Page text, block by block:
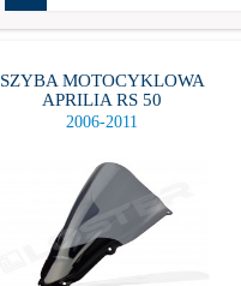
SZYBA MOTOCYKLOWA
APRILIA RS 50
2006-2011